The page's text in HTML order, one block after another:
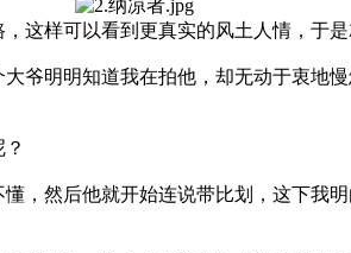
这样可以看到更真实的风土人情，于
爷明明知道我在拍他，却无动于衷地
，然后他就开始连说带比划，这下我